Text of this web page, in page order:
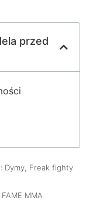
przed
Dymy, Freak fighty
FAME MMA